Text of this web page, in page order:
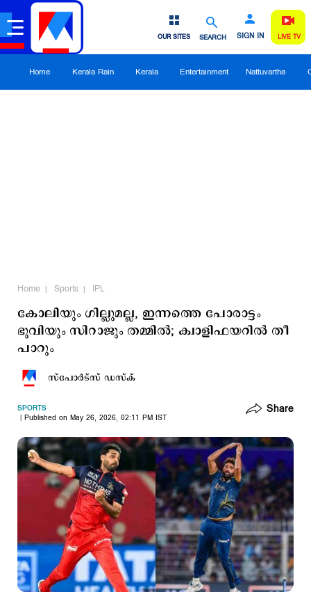
SEARCH SIGN IN
OUR SITES LIVE TV
Home Kerala Rain Kerala Entertainment Nattuvartha
Home Sports IPL
കോലിയും ഗില്ലുമല്ല, ഇന്നത്തെ പോരാട്ടം
ഭുവിയും സിറാജും തമ്മില്‍; ക്വാളിഫയറില്‍ തീ
പാറും
സ്പോര്‍ട്സ് ഡസ്ക്
SPORTS
Published on May 26, 2026, 02:11 PM IST
Share